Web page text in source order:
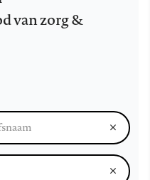
van zorg &